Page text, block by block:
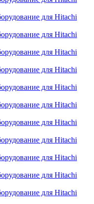
для Hitachi
для Hitachi
для Hitachi
для Hitachi
для Hitachi
для Hitachi
для Hitachi
для Hitachi
для Hitachi
для Hitachi
для Hitachi